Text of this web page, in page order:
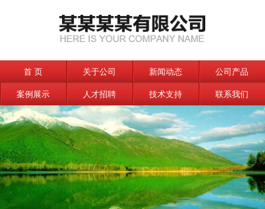
首 页 关于公司 新闻动态 公司产品
案例展示 人才招聘 技术支持 联系我们